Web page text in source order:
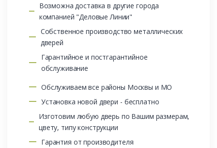
Возможна доставка в другие города
компанией "Деловые Линии"
Собственное производство металлических
дверей
Гарантийное и постгарантийное
обслуживание
Обслуживаем все районы Москвы и МО
Установка новой двери - бесплатно
Изготовим любую дверь по Вашим размерам,
цвету, типу конструкции
Гарантия от производителя